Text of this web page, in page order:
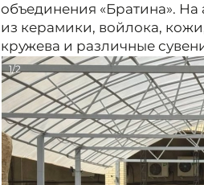
объединения «Братина».
из керамики, войлока,
кружева и различные
1/2